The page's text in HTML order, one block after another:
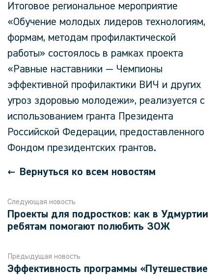
Итоговое региональное мероприятие
«Обучение молодых лидеров технологиям,
формам, методам профилактической
работы» состоялось в рамках проекта
«Равные наставники — Чемпионы
эффективной профилактики ВИЧ и других
угроз здоровью молодежи», реализуется с
использованием гранта Президента
Российской Федерации, предоставленного
Фондом президентских грантов.
Вернуться ко всем новостям
Следующая новость
Проекты для подростков: как в Удмуртии
ребятам помогают полюбить ЗОЖ
Предыдущая новость
Эффективность программы «Путешествие